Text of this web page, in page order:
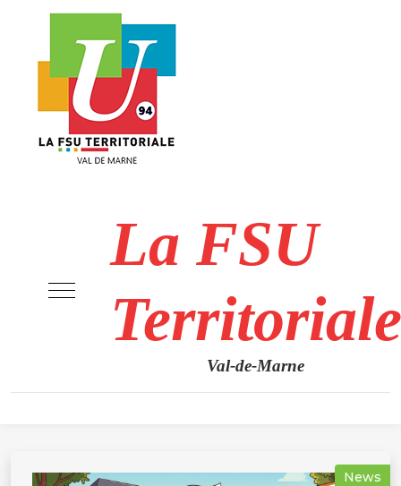
Mobile Menu Toggle
La FSU
Territoriale
Val-de-Marne
News